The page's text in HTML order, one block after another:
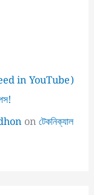
in YouTube)
onটেকনিক্যাল